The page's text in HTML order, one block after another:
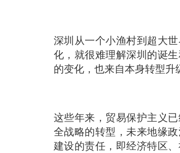
深圳从一个小渔村到超大
化，就很难理解深圳的诞
的变化，也来自本身转型升
这些年来，贸易保护主义
全战略的转型，未来地缘
建设的责任，即经济特区